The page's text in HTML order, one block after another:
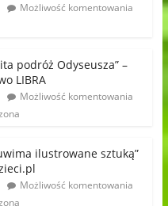
Możliwość komentowania
podróż Odyseusza” –
LIBRA
Możliwość komentowania
ilustrowane sztuką”
Możliwość komentowania